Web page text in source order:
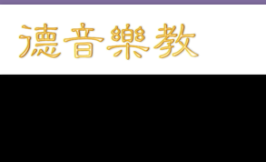
跳转到内容